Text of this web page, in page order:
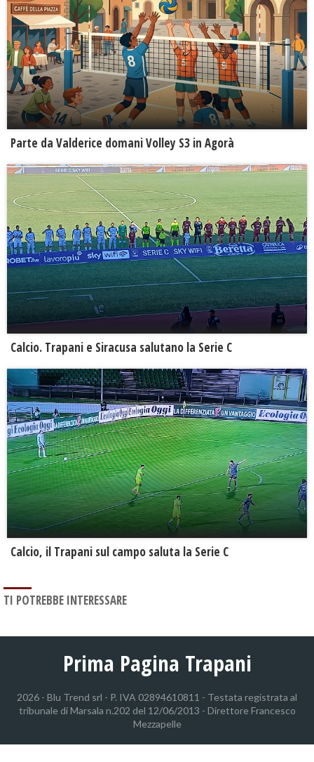
Parte da Valderice domani Volley S3 in Agorà
Calcio. Trapani e Siracusa salutano la Serie C
Calcio, il Trapani sul campo saluta la Serie C
TI POTREBBE INTERESSARE
Prima Pagina Trapani
2026 - Blu Trend srl - P. IVA 02894610811 - Testata registrata al
tribunale di Marsala n.202 del 12/06/2013 - Direttore Francesco
Mezzapelle